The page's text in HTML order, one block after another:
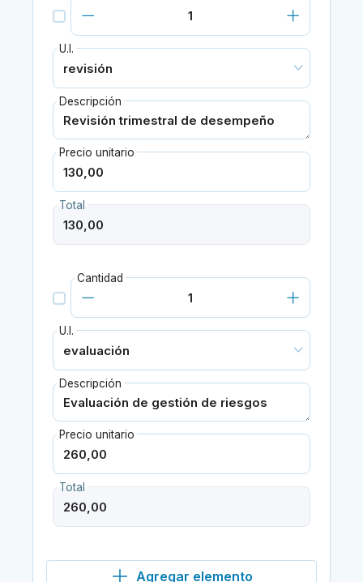
U.I.
Descripción
Precio unitario
Total
Cantidad
U.I.
Descripción
Precio unitario
Total
Agregar elemento